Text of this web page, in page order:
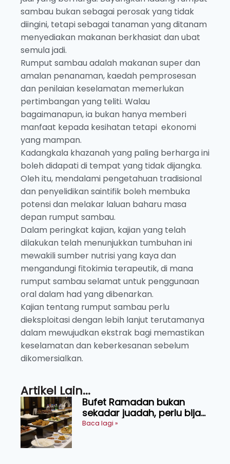
sambau bukan sebagai perosak yang tidak
diingini, tetapi sebagai tanaman yang ditanam
menyediakan makanan berkhasiat dan ubat
semula jadi.
Rumput sambau adalah makanan super dan
amalan penanaman, kaedah pemprosesan
dan penilaian keselamatan memerlukan
pertimbangan yang teliti. Walau
bagaimanapun, ia bukan hanya memberi
manfaat kepada kesihatan tetapi ekonomi
yang mampan.
Kadangkala khazanah yang paling berharga ini
boleh didapati di tempat yang tidak dijangka.
Oleh itu, mendalami pengetahuan tradisional
dan penyelidikan saintifik boleh membuka
potensi dan melakar laluan baharu masa
depan rumput sambau.
Dalam peringkat kajian, kajian yang telah
dilakukan telah menunjukkan tumbuhan ini
mewakili sumber nutrisi yang kaya dan
mengandungi fitokimia terapeutik, di mana
rumput sambau selamat untuk penggunaan
oral dalam had yang dibenarkan.
Kajian tentang rumput sambau perlu
dieksploitasi dengan lebih lanjut terutamanya
dalam mewujudkan ekstrak bagi memastikan
keselamatan dan keberkesanan sebelum
dikomersialkan.
Artikel Lain...
Bufet Ramadan bukan
sekadar juadah, perlu bijak
memilih dan selamat
Baca lagi »